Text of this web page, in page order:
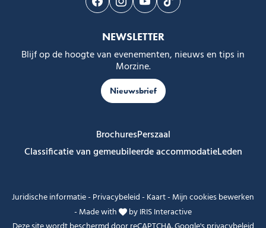
Volg ons op Facebook
Volg ons op Instagram
Volg ons op Youtube
Volg ons op Tiktok
NEWSLETTER
Blijf op de hoogte van evenementen, nieuws en tips in
Morzine.
Nieuwsbrief
BrochuresPerszaal
Classificatie van gemeubileerde accommodatieLeden
Juridische informatie- Privacybeleid- Kaart- Mijn cookies bewerken
- Made with byIRIS Interactive